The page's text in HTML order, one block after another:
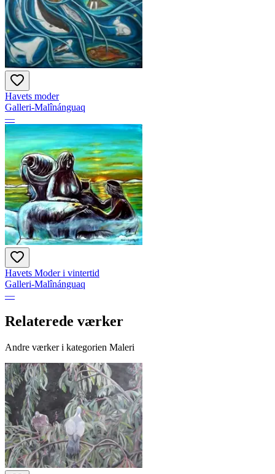
Havets moder
Galleri-Malînánguaq
—
Havets Moder i vintertid
Galleri-Malînánguaq
—
Relaterede værker
Andre værker i kategorien Maleri